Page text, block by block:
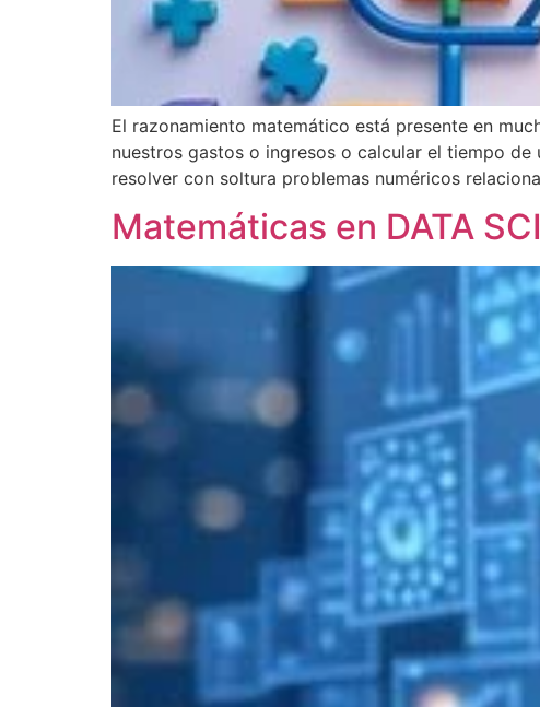
El razonamiento matemático está presente en
nuestros gastos o ingresos o calcular el tiempo
resolver con soltura problemas numéricos
Matemáticas en DATA